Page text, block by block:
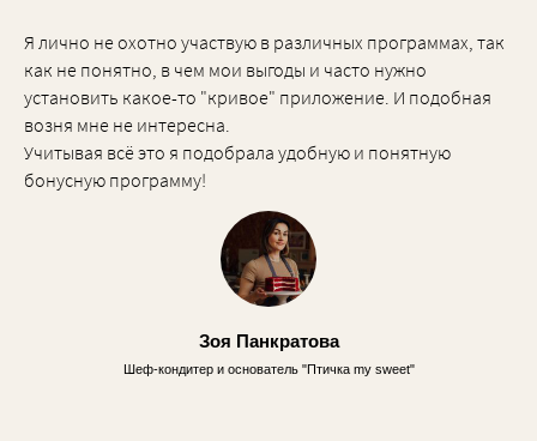
Я лично не охотно участвую в различных программах, так
как не понятно, в чем мои выгоды и часто нужно
установить какое-то "кривое" приложение. И подобная
возня мне не интересна.
Учитывая всё это я подобрала удобную и понятную
бонусную программу!
Зоя Панкратова
Шеф-кондитер и основатель "Птичка my sweet"